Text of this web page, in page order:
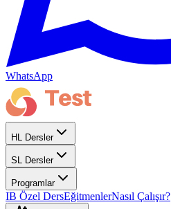
WhatsApp
HL Dersler
SL Dersler
Programlar
IB Özel DersEğitmenlerNasıl Çalışır?